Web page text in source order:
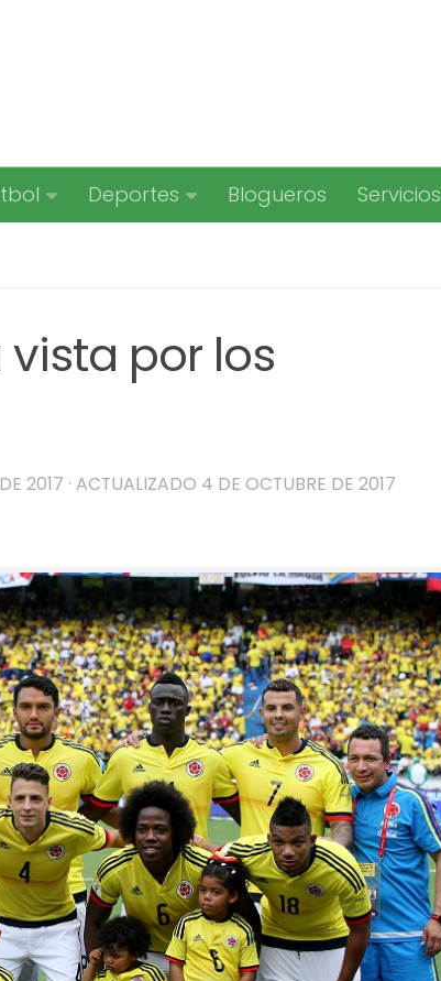
Deportes Blogueros Servicios
por los
2017 · ACTUALIZADO 4 DE OCTUBRE DE 2017